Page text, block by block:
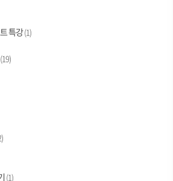
특강(1)
(19)
(1)